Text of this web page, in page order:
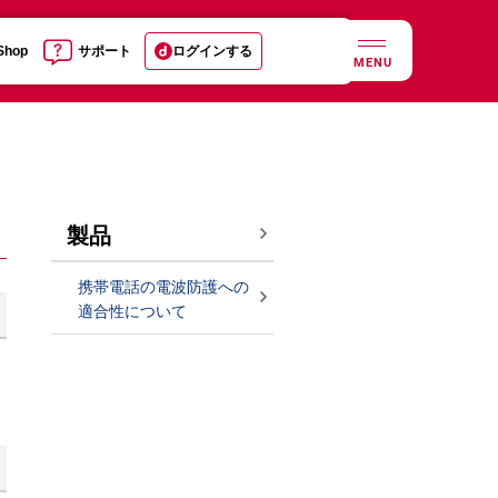
サポート ログインする
MENU
製品
携帯電話の電波防護への
適合性について